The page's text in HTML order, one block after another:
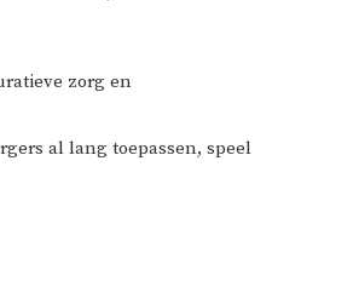
zorg en
al lang toepassen, speel